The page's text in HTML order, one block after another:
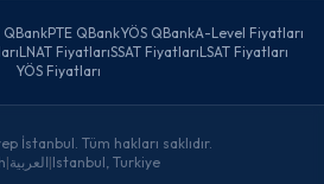
QBankPTE QBankYÖS QBankA-Level Fiyatları
LNAT FiyatlarıSSAT FiyatlarıLSAT Fiyatları
YÖS Fiyatları
İstanbul. Tüm hakları saklıdır.
|العربية|Istanbul, Turkiye